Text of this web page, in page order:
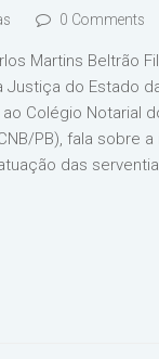
0 Comments
Martins Beltrão
do Estado
Colégio Notarial
PB), fala sobre
das